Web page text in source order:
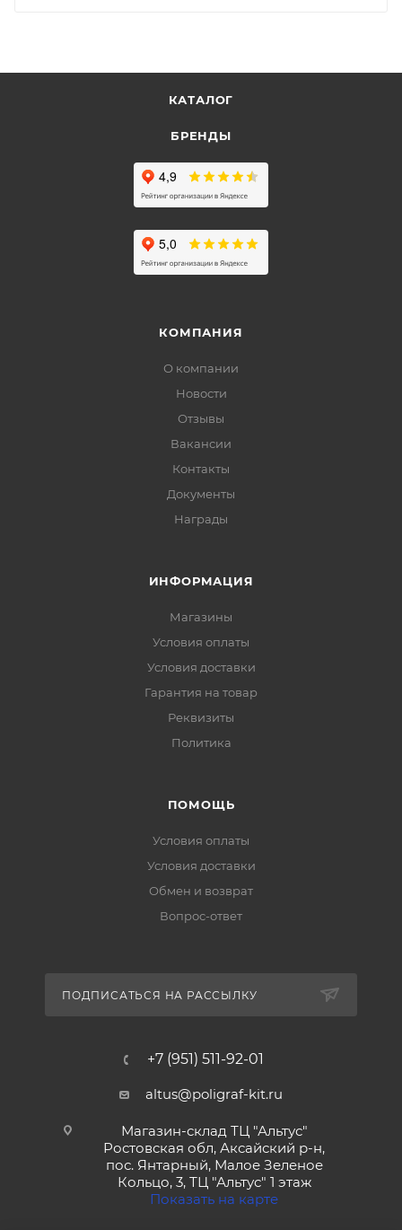
КАТАЛОГ
БРЕНДЫ
КОМПАНИЯ
О компании
Новости
Отзывы
Вакансии
Контакты
Документы
Награды
ИНФОРМАЦИЯ
Магазины
Условия оплаты
Условия доставки
Гарантия на товар
Реквизиты
Политика
ПОМОЩЬ
Условия оплаты
Условия доставки
Обмен и возврат
Вопрос-ответ
ПОДПИСАТЬСЯ НА РАССЫЛКУ
+7 (951) 511-92-01
altus@poligraf-kit.ru
Магазин-склад ТЦ "Альтус"
Ростовская обл, Аксайский р-н,
пос. Янтарный, Малое Зеленое
Кольцо, 3, ТЦ "Альтус" 1 этаж
Показать на карте